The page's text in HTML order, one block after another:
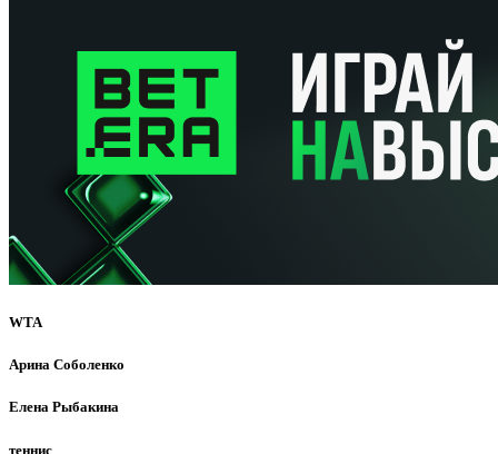
WTA
Арина Соболенко
Елена Рыбакина
теннис